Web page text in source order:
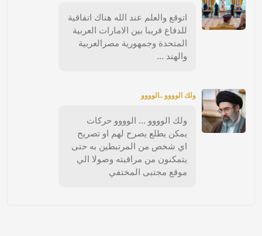
اتوقع والعلم عند الله هناك اتفاقية
للدفاع قريبا بين الامارات العربية
المتحدة وجمهورية مصرالعربية
والهند ...
ولك الوووو ..الوووو
ولك الوووو ... الوووو حركات
يمكن يطلع يصرح لهم او تصريح
اي شخص من المرتبطين به حتى
يتمكنون من مراقبته وصولا الي
موقع مجتبى المختفي